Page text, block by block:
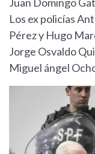
Los ex policías
Pérez y Hugo
Jorge Osvaldo
Miguel ángel